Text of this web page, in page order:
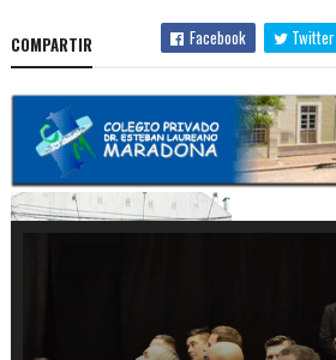
COMPARTIR Facebook Twitter